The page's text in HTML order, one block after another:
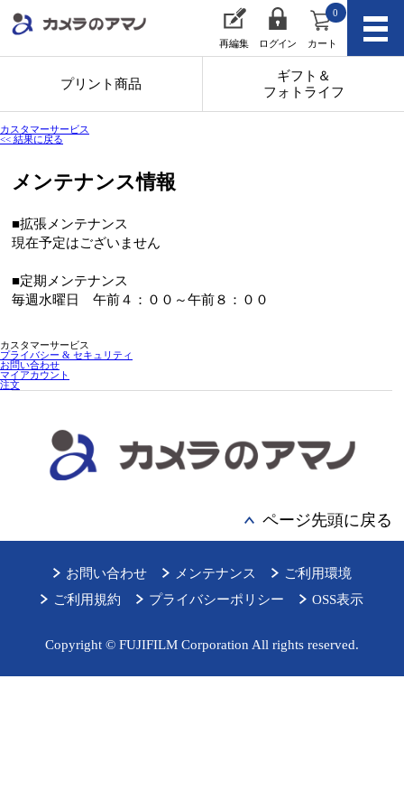
再編集 ログイン カート
0
プリント商品
ギフト＆
フォトライフ
カスタマーサービス
<< 結果に戻る
メンテナンス情報
■拡張メンテナンス
現在予定はございません
■定期メンテナンス
毎週水曜日 午前４：００～午前８：００
カスタマーサービス
プライバシー & セキュリティ
お問い合わせ
マイアカウント
注文
ページ先頭に戻る
お問い合わせ メンテナンス
ご利用環境
ご利用規約
プライバシーポリシー OSS表示
Copyright © FUJIFILM Corporation All rights reserved.